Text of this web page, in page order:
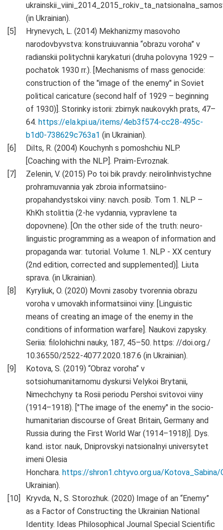
(in Ukrainian).
Hrynevych, L. (2014) Mekhanizmy masovoho
narodovbyvstva: konstruiuvannia “obrazu voroha” v
radianskii politychnii karykaturi (druha polovyna 1929 –
pochatok 1930 rr.). [Mechanisms of mass genocide:
construction of the "image of the enemy" in Soviet
political caricature (second half of 1929 – beginning
of 1930)]. Storinky istorii: zbirnyk naukovykh prats, 47–
64. https://ela.kpi.ua/items/4eb3f574-cc28-495c-
b1d0-738629c763a1 (in Ukrainian).
Dilts, R. (2004) Kouchynh s pomoshchiu NLP.
[Coaching with the NLP]. Praim-Evroznak.
Zelenin, V. (2015) Po toi bik pravdy: neirolinhvistychne
prohramuvannia yak zbroia informatsiino-
propahandystskoi viiny: navch. posib. Tom 1. NLP –
KhKh stolittia (2-he vydannia, vypravlene ta
dopovnene). [On the other side of the truth: neuro-
linguistic programming as a weapon of information and
propaganda war: tutorial. Volume 1. NLP - XX century
(2nd edition, corrected and supplemented)]. Liuta
sprava. (in Ukrainian).
Kyryliuk, O. (2020) Movni zasoby tvorennia obrazu
voroha v umovakh informatsiinoi viiny. [Linguistic
means of creating an image of the enemy in the
conditions of information warfare]. Naukovi zapysky.
Seriia: filolohichni nauky, 187, 45–50. https: //doi.org./
10.36550/2522-4077.2020.187.6 (in Ukrainian).
Kotova, S. (2019) “Obraz voroha” v
sotsiohumanitarnomu dyskursi Velykoi Brytanii,
Nimechchyny ta Rosii periodu Pershoi svitovoi viiny
(1914–1918). ["The image of the enemy" in the socio-
humanitarian discourse of Great Britain, Germany and
Russia during the First World War (1914–1918)]. Dys.
kand. istor. nauk, Dniprovskyi natsionalnyi universytet
imeni Olesia
Honchara. https://shron1.chtyvo.org.ua/Kotova_Sabina/
Ukrainian).
Kryvda, N., S. Storozhuk. (2020) Image of an “Enemy”
as a Factor of Constructing the Ukrainian National
Identity. Ideas Philosophical Journal Special Scientific